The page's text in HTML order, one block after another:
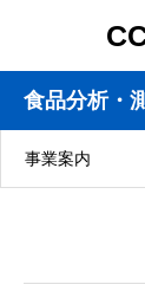
食品分析・
事業案内